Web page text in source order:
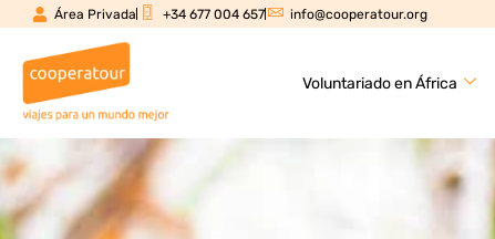
Área Privada +34 677 004 657 info@cooperatour.org
Voluntariado en África